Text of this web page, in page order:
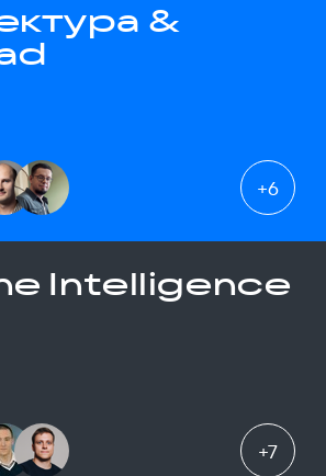
&
+6
Intelligence
+7